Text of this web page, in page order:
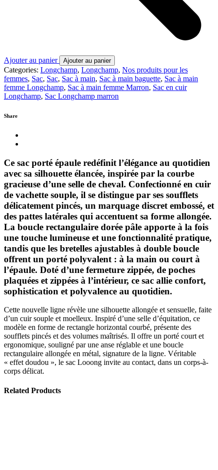
Ajouter au panier Ajouter au panier
Categories: Longchamp, Longchamp, Nos produits pour les
femmes, Sac, Sac, Sac à main, Sac à main baguette, Sac à main
femme Longchamp, Sac à main femme Marron, Sac en cuir
Longchamp, Sac Longchamp marron
Share
Ce sac porté épaule redéfinit l’élégance au quotidien
avec sa silhouette élancée, inspirée par la courbe
gracieuse d’une selle de cheval. Confectionné en cuir
de vachette souple, il se distingue par ses soufflets
délicatement pincés, un marquage discret embossé, et
des pattes latérales qui accentuent sa forme allongée.
La boucle rectangulaire dorée pâle apporte à la fois
une touche lumineuse et une fonctionnalité pratique,
tandis que les bretelles ajustables à double boucle
offrent un porté polyvalent : à la main ou court à
l’épaule. Doté d’une fermeture zippée, de poches
plaquées et zippées à l’intérieur, ce sac allie confort,
sophistication et polyvalence au quotidien.
Cette nouvelle ligne révèle une silhouette allongée et sensuelle, faite
d’un cuir souple et moelleux. Inspiré d’une selle d’équitation, ce
modèle en forme de rectangle horizontal courbé, présente des
soufflets pincés et des volumes maîtrisés. Il offre un porté court et
ergonomique, souligné par une anse réglable et une boucle
rectangulaire allongée en métal, signature de la ligne. Véritable
« effet doudou », le sac Looong invite au contact, dans un corps-à-
corps délicat.
Related Products